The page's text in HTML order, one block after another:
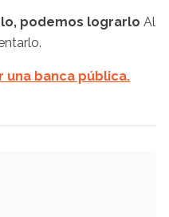
podemos lograrlo Al
una banca pública.